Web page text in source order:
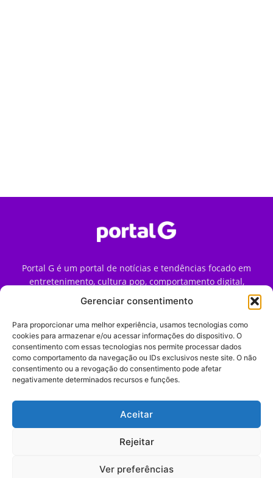
Gerenciar consentimento
Para proporcionar uma melhor experiência, usamos tecnologias como
cookies para armazenar e/ou acessar informações do dispositivo. O
consentimento com essas tecnologias nos permite processar dados
como comportamento da navegação ou IDs exclusivos neste site. O não
consentimento ou a revogação do consentimento pode afetar
negativamente determinados recursos e funções.
Aceitar
Rejeitar
Ver preferências
Portal G é um portal de notícias e tendências focado em
entretenimento, cultura pop, comportamento digital,
streaming, games e iniciativas de marca que impactam a
forma como o público vive e consome internet no Brasil.
Contato:contato@portalg.com.br
Início Sobre
Termos de Uso
Política de Privacidade
Contato